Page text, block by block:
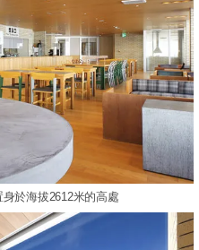
於海拔2612米的高處